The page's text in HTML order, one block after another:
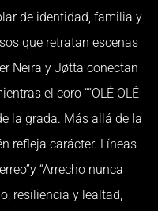
de identidad, familia y
que retratan escenas
Neira y Jøtta conectan
el coro ““OLÉ OLÉ
la grada. Más allá de la
refleja carácter. Líneas
“Arrecho nunca
resiliencia y lealtad,